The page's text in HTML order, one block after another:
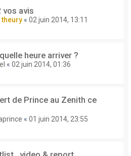
vos avis
theury « 02 juin 2014, 13:11
heure arriver ?
« 02 juin 2014, 01:36
de Prince au Zenith ce
« 01 juin 2014, 23:55